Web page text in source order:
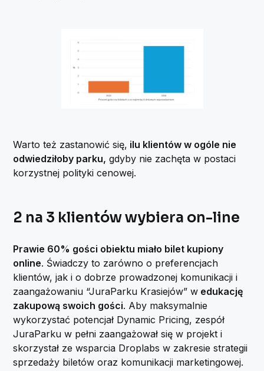
Warto też zastanowić się, ilu klientów w ogóle nie
odwiedziłoby parku, gdyby nie zachęta w postaci
korzystnej polityki cenowej.
2 na 3 klientów wybiera on-line
Prawie 60% gości obiektu miało bilet kupiony
online. Świadczy to zarówno o preferencjach
klientów, jak i o dobrze prowadzonej komunikacji i
zaangażowaniu “JuraParku Krasiejów” w edukację
zakupową swoich gości. Aby maksymalnie
wykorzystać potencjał Dynamic Pricing, zespół
JuraParku w pełni zaangażował się w projekt i
skorzystał ze wsparcia Droplabs w zakresie strategii
sprzedaży biletów oraz komunikacji marketingowej.